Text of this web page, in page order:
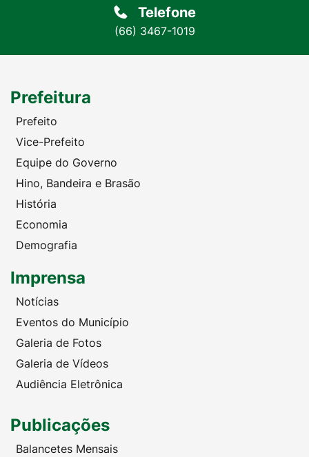
Telefone
(66) 3467-1019
Prefeitura
Prefeito
Vice-Prefeito
Equipe do Governo
Hino, Bandeira e Brasão
História
Economia
Demografia
Imprensa
Notícias
Eventos do Município
Galeria de Fotos
Galeria de Vídeos
Audiência Eletrônica
Publicações
Balancetes Mensais